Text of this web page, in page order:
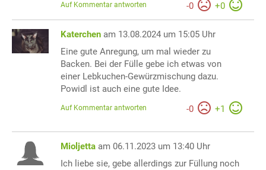
-0 +0
Auf Kommentar antworten
Katerchen am 13.08.2024 um 15:05 Uhr
Eine gute Anregung, um mal wieder zu
Backen. Bei der Fülle gebe ich etwas von
einer Lebkuchen-Gewürzmischung dazu.
Powidl ist auch eine gute Idee.
-0 +1
Auf Kommentar antworten
Mioljetta am 06.11.2023 um 13:40 Uhr
Ich liebe sie, gebe allerdings zur Füllung noch